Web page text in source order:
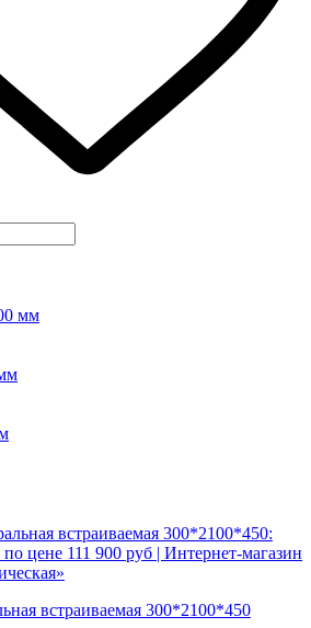
мм
встраиваемая 300*2100*450